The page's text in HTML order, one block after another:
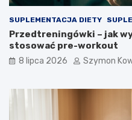
SUPLEMENTACJA DIETY
Przedtreningówki – jak
stosować pre-workout
8 lipca 2026 Szymon